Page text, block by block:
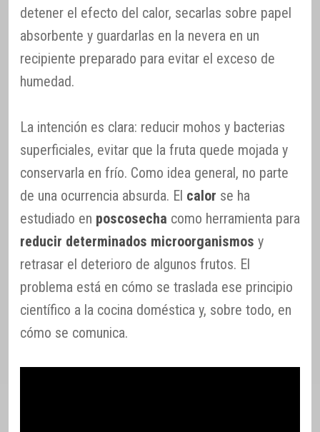
detener el efecto del calor, secarlas sobre papel
absorbente y guardarlas en la nevera en un
recipiente preparado para evitar el exceso de
humedad.
La intención es clara: reducir mohos y bacterias
superficiales, evitar que la fruta quede mojada y
conservarla en frío. Como idea general, no parte
de una ocurrencia absurda. El calor se ha
estudiado en poscosecha como herramienta para
reducir determinados microorganismos y
retrasar el deterioro de algunos frutos. El
problema está en cómo se traslada ese principio
científico a la cocina doméstica y, sobre todo, en
cómo se comunica.